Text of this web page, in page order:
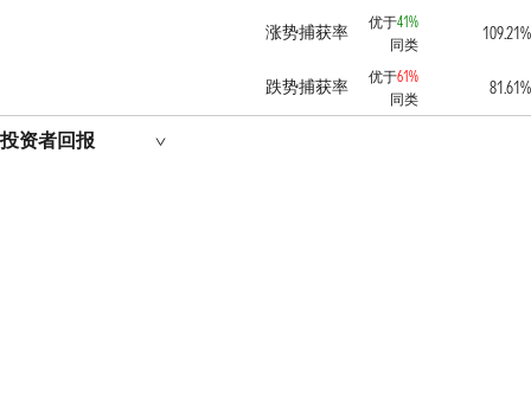
涨势捕获率 优于41%
同类
109.21%
跌势捕获率 优于61%
同类
81.61%
投资者回报